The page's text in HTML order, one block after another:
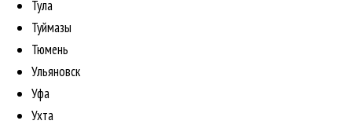
Тула
Туймазы
Тюмень
Ульяновск
Уфа
Ухта